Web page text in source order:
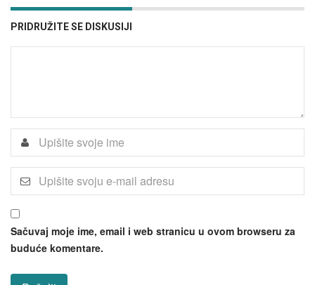
PRIDRUŽITE SE DISKUSIJI
Sačuvaj moje ime, email i web stranicu u ovom browseru za
buduće komentare.